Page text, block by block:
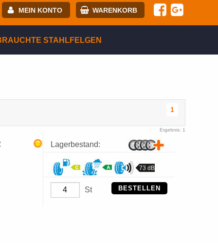
MEIN KONTO WARENKORB
ANMELDEN
STAHLFELGEN
1
Ergebnis: 1
Lagerbestand:
73 dB
St BESTELLEN